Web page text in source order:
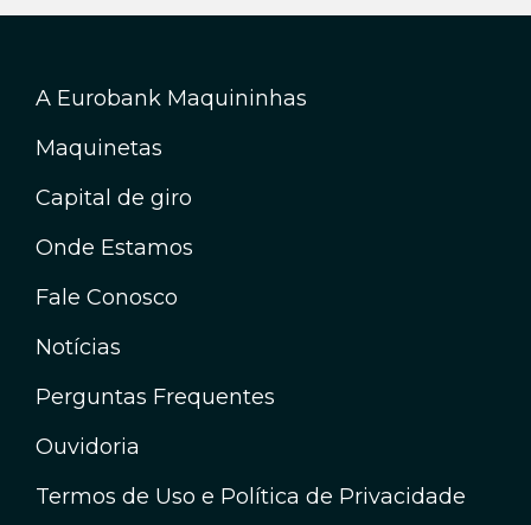
A Eurobank Maquininhas
Maquinetas
Capital de giro
Onde Estamos
Fale Conosco
Notícias
Perguntas Frequentes
Ouvidoria
Termos de Uso e Política de Privacidade